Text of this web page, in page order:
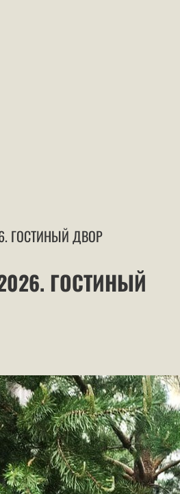
ГОСТИНЫЙ ДВОР
ГОСТИНЫЙ